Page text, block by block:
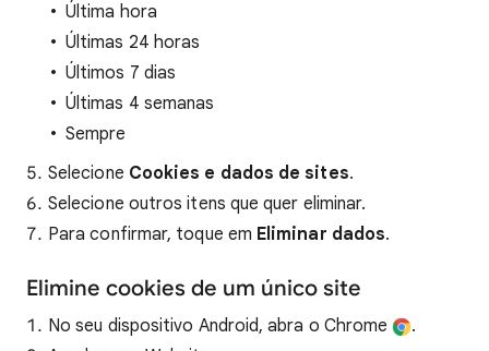
Última hora
Últimas 24 horas
Últimos 7 dias
Últimas 4 semanas
Sempre
Selecione Cookies e dados de sites.
Selecione outros itens que quer eliminar.
Para confirmar, toque em Eliminar dados.
Elimine cookies de um único site
No seu dispositivo Android, abra o Chrome
.